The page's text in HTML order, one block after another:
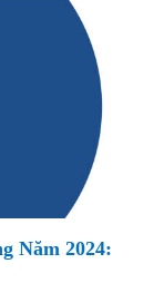
Năm 2024: